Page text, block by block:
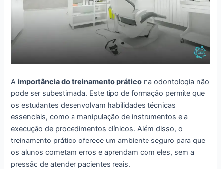
Aimportância do treinamento prático na odontologia não
pode ser subestimada. Este tipo de formação permite que
os estudantes desenvolvam habilidades técnicas
essenciais, como a manipulação de instrumentos e a
execução de procedimentos clínicos. Além disso, o
treinamento prático oferece um ambiente seguro para que
os alunos cometam erros e aprendam com eles, sem a
pressão de atender pacientes reais.